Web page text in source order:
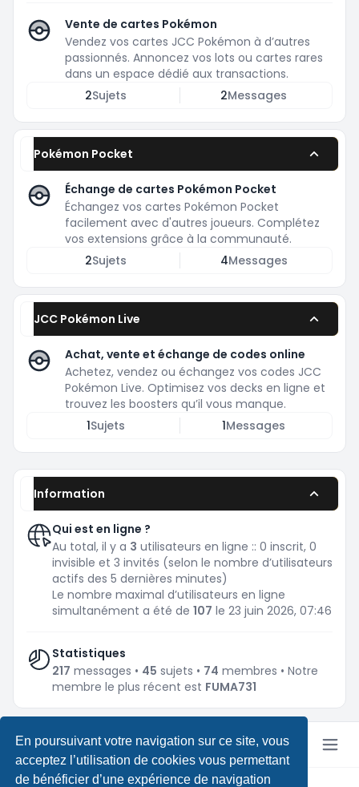
En poursuivant votre navigation sur ce site, vous
acceptez l’utilisation de cookies vous permettant
de bénéficier d’une expérience de navigation
Vente de cartes Pokémon
Vendez vos cartes JCC Pokémon à d’autres
passionnés. Annoncez vos lots ou cartes rares
dans un espace dédié aux transactions.
2Sujets 2Messages
Pokémon Pocket
Échange de cartes Pokémon Pocket
Échangez vos cartes Pokémon Pocket
facilement avec d'autres joueurs. Complétez
vos extensions grâce à la communauté.
2Sujets 4Messages
JCC Pokémon Live
Achat, vente et échange de codes online
Achetez, vendez ou échangez vos codes JCC
Pokémon Live. Optimisez vos decks en ligne et
trouvez les boosters qu’il vous manque.
1Sujets 1Messages
Information
Qui est en ligne ?
Au total, il y a 3 utilisateurs en ligne :: 0 inscrit, 0
invisible et 3 invités (selon le nombre d’utilisateurs
actifs des 5 dernières minutes)
Le nombre maximal d’utilisateurs en ligne
simultanément a été de 107 le 23 juin 2026, 07:46
Statistiques
217 messages • 45 sujets • 74 membres • Notre
membre le plus récent est FUMA731